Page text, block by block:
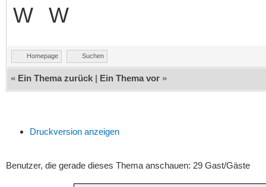
Homepage Suchen
« Ein Thema zurück | Ein Thema vor »
Druckversion anzeigen
Benutzer, die gerade dieses Thema anschauen: 29 Gast/Gäste